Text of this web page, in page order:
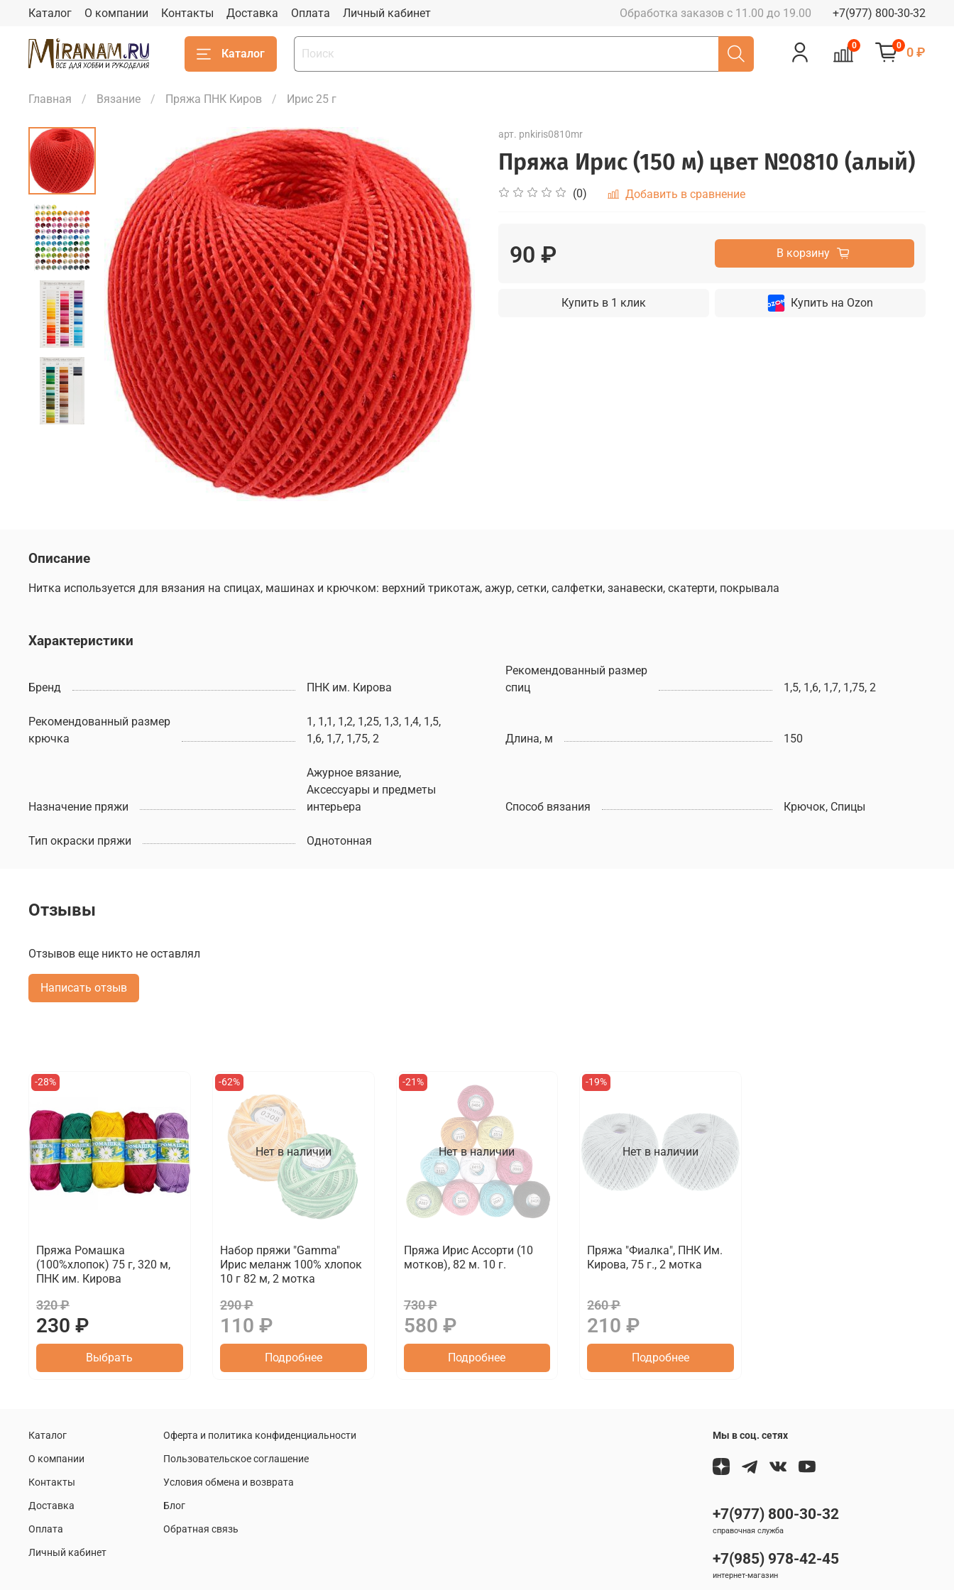
Каталог О компании Контакты Доставка Оплата Личный кабинет Обработка заказов с 11.00 до 19.00 +7(977) 800-30-32
Каталог
0 0 0 ₽
Главная Вязание Пряжа ПНК Киров Ирис 25 г
арт. pnkiris0810mr
Пряжа Ирис (150 м) цвет №0810 (алый)
(0) Добавить в сравнение
90 ₽ В корзину
Купить в 1 клик Купить на Ozon
Описание
Нитка используется для вязания на спицах, машинах и крючком: верхний трикотаж, ажур, сетки, салфетки, занавески, скатерти, покрывала
Характеристики
Бренд ПНК им. Кирова
Рекомендованный размер
спиц
1,5, 1,6, 1,7, 1,75, 2
Рекомендованный размер
крючка
1, 1,1, 1,2, 1,25, 1,3, 1,4, 1,5,
1,6, 1,7, 1,75, 2
Длина, м 150
Назначение пряжи
Ажурное вязание,
Аксессуары и предметы
интерьера
Способ вязания Крючок, Спицы
Тип окраски пряжи Однотонная
Отзывы
Отзывов еще никто не оставлял
Написать отзыв
-28%
Пряжа Ромашка
(100%хлопок) 75 г, 320 м,
ПНК им. Кирова
320 ₽
230 ₽
Выбрать
Нет в наличии
-62%
Набор пряжи "Gamma"
Ирис меланж 100% хлопок
10 г 82 м, 2 мотка
290 ₽
110 ₽
Подробнее
Нет в наличии
-21%
Пряжа Ирис Ассорти (10
мотков), 82 м. 10 г.
730 ₽
580 ₽
Подробнее
Нет в наличии
-19%
Пряжа "Фиалка", ПНК Им.
Кирова, 75 г., 2 мотка
260 ₽
210 ₽
Подробнее
Каталог
О компании
Контакты
Доставка
Оплата
Личный кабинет
Оферта и политика конфиденциальности
Пользовательское соглашение
Условия обмена и возврата
Блог
Обратная связь
Мы в соц. сетях
+7(977) 800-30-32
справочная служба
+7(985) 978-42-45
интернет-магазин